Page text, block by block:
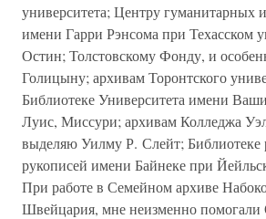
университета; Центру гуманитарных
имени Гарри Рэнсома при Техасском
Остин; Толстовскому Фонду, и
Голицыну; архивам Торонтского
Библиотеке Университета имени
Луис, Миссури; архивам Колледжа
выделяю Уилму Р. Слейт; Библиотеке
рукописей имени Байнеке при
При работе в Семейном архиве
Швейцария, мне неизменно